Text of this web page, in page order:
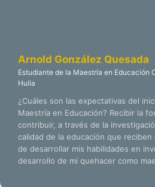
Arnold González Quesada
Estudiante de la Maestría en Educación
Huila
¿Cuáles son las expectativas del
Maestría en Educación? Recibir la
contribuir, a través de la
calidad de la educación que
de desarrollar mis habilidades en
desarrollo de mi quehacer como